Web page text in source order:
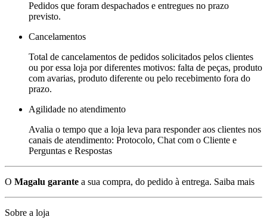
Pedidos que foram despachados e entregues no prazo
previsto.
Cancelamentos
Total de cancelamentos de pedidos solicitados pelos clientes
ou por essa loja por diferentes motivos: falta de peças, produto
com avarias, produto diferente ou pelo recebimento fora do
prazo.
Agilidade no atendimento
Avalia o tempo que a loja leva para responder aos clientes nos
canais de atendimento: Protocolo, Chat com o Cliente e
Perguntas e Respostas
O Magalu garante a sua compra, do pedido à entrega. Saiba mais
Sobre a loja